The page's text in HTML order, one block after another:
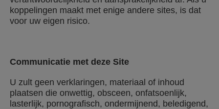
koppelingen maakt met enige andere sites, is dat
voor uw eigen risico.
Communicatie met deze Site
U zult geen verklaringen, materiaal of inhoud
plaatsen die onwettig, obsceen, onfatsoenlijk,
lasterlijk, pornografisch, ondermijnend, beledigend,